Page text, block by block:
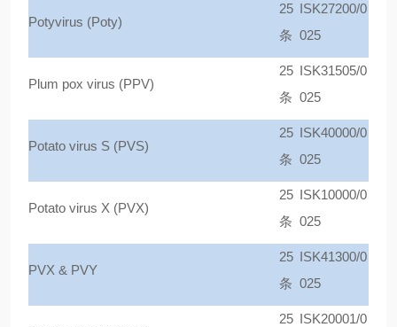
Potyvirus (Poty)
25
条
ISK27200/0
025
Plum pox virus (PPV)
25
条
ISK31505/0
025
Potato virus S (PVS)
25
条
ISK40000/0
025
Potato virus X (PVX)
25
条
ISK10000/0
025
PVX & PVY
25
条
ISK41300/0
025
25 ISK20001/0